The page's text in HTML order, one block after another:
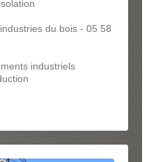
du bois - 05 58
industriels